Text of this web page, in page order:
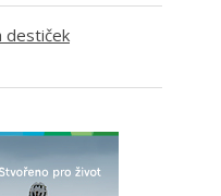
destiček